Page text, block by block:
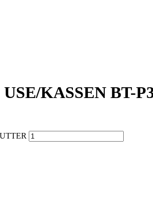
KASSEN BT-